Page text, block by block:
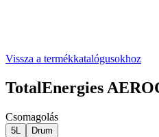
Vissza a termékkatalógusokhoz
TotalEnergies
Csomagolás
5L Drum